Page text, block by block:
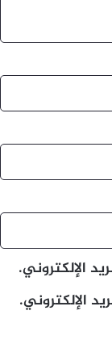
الإلكتروني.
الإلكتروني.